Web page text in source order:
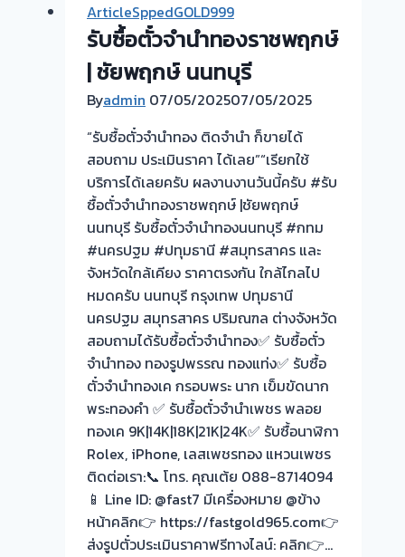
ตั๋ว
จำนำ
ทอง
ซื้อ
ทอง
นอก
สถาน
ที่
วัน
นี้
ให้
บริการ
ลูกค้า
เมืองทอง
นนทบุรี
ครับ
ระยะ
ทาง
ไกล
ใกล้
เป็น
หน้าที่
ผม
ArticleSppedGOLD999
รับซื้อตั๋วจำนำทองราชพฤกษ์
| ชัยพฤกษ์ นนทบุรี
Byadmin 07/05/202507/05/2025
“รับซื้อตั๋วจำนำทอง ติดจำนำ ก็ขายได้
สอบถาม ประเมินราคา ได้เลย”“เรียกใช้
บริการได้เลยครับ ผลงานงานวันนี้ครับ #รับ
ซื้อตั๋วจำนำทองราชพฤกษ์ |ชัยพฤกษ์
นนทบุรี รับซื้อตั๋วจำนำทองนนทบุรี #กทม
#นครปฐม #ปทุมธานี #สมุทรสาคร และ
จังหวัดใกล้เคียง ราคาตรงกัน ใกล้ไกลไป
หมดครับ นนทบุรี กรุงเทพ ปทุมธานี
นครปฐม สมุทรสาคร ปริมณฑล ต่างจังหวัด
สอบถามได้รับซื้อตั๋วจำนำทอง✅ รับซื้อตั๋ว
จำนำทอง ทองรูปพรรณ ทองแท่ง✅ รับซื้อ
ตั๋วจำนำทองเค กรอบพระ นาก เข็มขัดนาก
พระทองคำ ✅ รับซื้อตั๋วจำนำเพชร พลอย
ทองเค 9K|14K|18K|21K|24K✅ รับซื้อนาฬิกา
Rolex, iPhone, เลสเพชรทอง แหวนเพชร
ติดต่อเรา:📞 โทร. คุณเต้ย 088-8714094
📱 Line ID: @fast7 มีเครื่องหมาย @ข้าง
หน้าคลิก👉 https://fastgold965.com👉
ส่งรูปตั๋วประเมินราคาฟรีทางไลน์: คลิก👉…